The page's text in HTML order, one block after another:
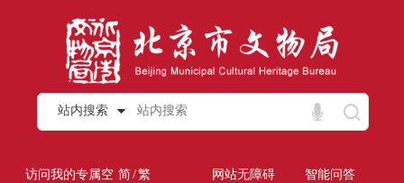
站内搜索
访问我的专属空 简/繁 网站无障碍 智能问答